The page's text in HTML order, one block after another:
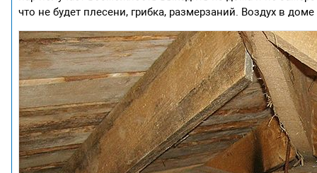
что не будет плесени, грибка, размерзаний. Воздух в